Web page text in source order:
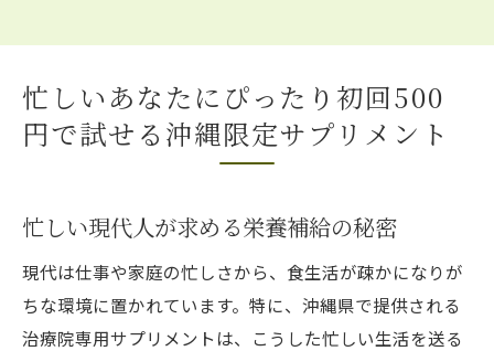
忙しいあなたにぴったり初回500
円で試せる沖縄限定サプリメント
忙しい現代人が求める栄養補給の秘密
現代は仕事や家庭の忙しさから、食生活が疎かになりが
ちな環境に置かれています。特に、沖縄県で提供される
治療院専用サプリメントは、こうした忙しい生活を送る